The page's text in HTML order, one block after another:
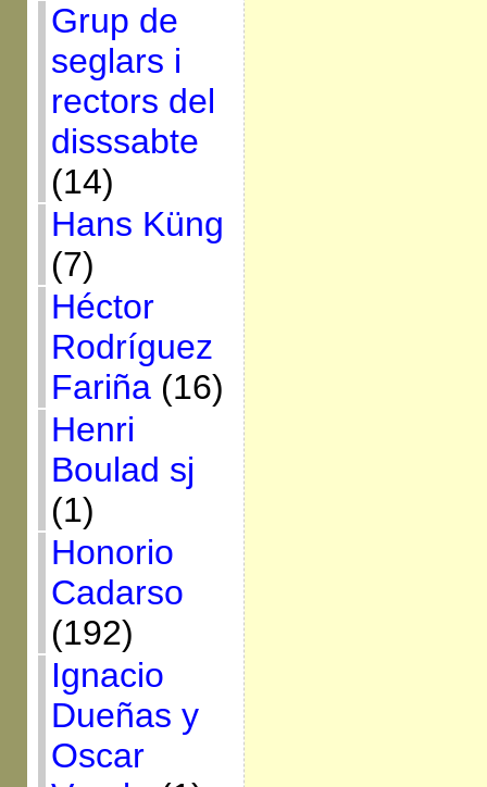
Grup de
seglars i
rectors del
disssabte
(14)
Hans Küng
(7)
Héctor
Rodríguez
Fariña(16)
Henri
Boulad sj
(1)
Honorio
Cadarso
(192)
Ignacio
Dueñas y
Oscar